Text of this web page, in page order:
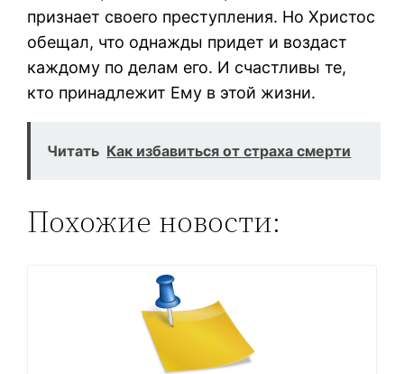
признает своего преступления. Но Христос
обещал, что однажды придет и воздаст
каждому по делам его. И счастливы те,
кто принадлежит Ему в этой жизни.
Читать Как избавиться от страха смерти
Похожие новости: